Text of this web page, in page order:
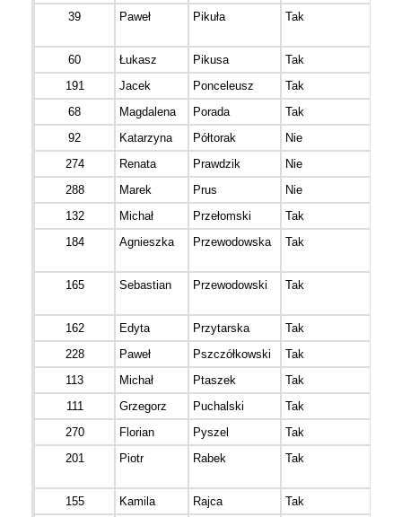
39
Paweł Pikuła Tak
60 Łukasz Pikusa
Tak
191
Jacek Ponceleusz
Tak
68
Magdalena Porada
Tak
92
Katarzyna Półtorak
Nie
274
Renata Prawdzik
Nie
288
Marek Prus
Nie
132
Michał Przełomski
Tak
184
Agnieszka Przewodowska Tak
165 Sebastian Przewodowski Tak
162 Edyta Przytarska
Tak
228
Paweł Pszczółkowski
Tak
113
Michał Ptaszek
Tak
111
Grzegorz Puchalski
Tak
270
Florian Pyszel
Tak
201
Piotr Rabek Tak
155 Kamila Rajca Tak